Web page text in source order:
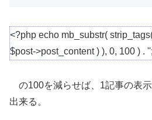
<?php echo mb_substr(
$post->post_content ) ), 0, 100 ) .
の100を減らせば、1記事の表
出来る。